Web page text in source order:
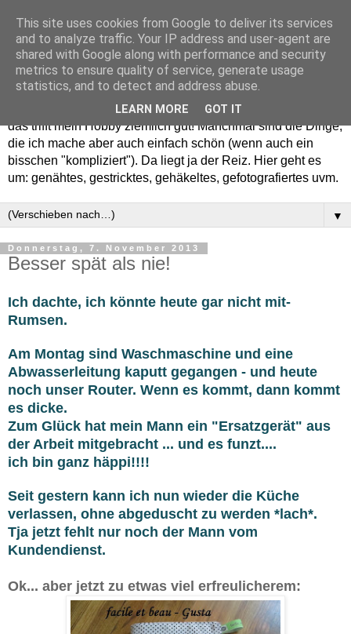
Willkommen in meinem "Wohnzimmer". Einfach und schön -
das trifft mein Hobby ziemlich gut! Manchmal sind die Dinge,
die ich mache aber auch einfach schön (wenn auch ein
bisschen "kompliziert"). Da liegt ja der Reiz. Hier geht es
um: genähtes, gestricktes, gehäkeltes, gefotografiertes uvm.
▼
Donnerstag, 7. November 2013
Besser spät als nie!
Ich dachte, ich könnte heute gar nicht mit-
Rumsen.
Am Montag sind Waschmaschine und eine
Abwasserleitung kaputt gegangen - und heute
noch unser Router. Wenn es kommt, dann kommt
es dicke.
Zum Glück hat mein Mann ein "Ersatzgerät" aus
der Arbeit mitgebracht ... und es funzt....
ich bin ganz häppi!!!!
Seit gestern kann ich nun wieder die Küche
verlassen, ohne abgeduscht zu werden *lach*.
Tja jetzt fehlt nur noch der Mann vom
Kundendienst.
Ok... aber jetzt zu etwas viel erfreulicherem:
This site uses cookies from Google to deliver its services
and to analyze traffic. Your IP address and user-agent are
shared with Google along with performance and security
metrics to ensure quality of service, generate usage
statistics, and to detect and address abuse.
LEARN MORE GOT IT